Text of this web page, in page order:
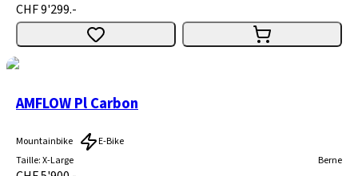
CHF 9'299.-
AMFLOW Pl Carbon
Mountainbike
E-Bike
Taille:X-Large Berne